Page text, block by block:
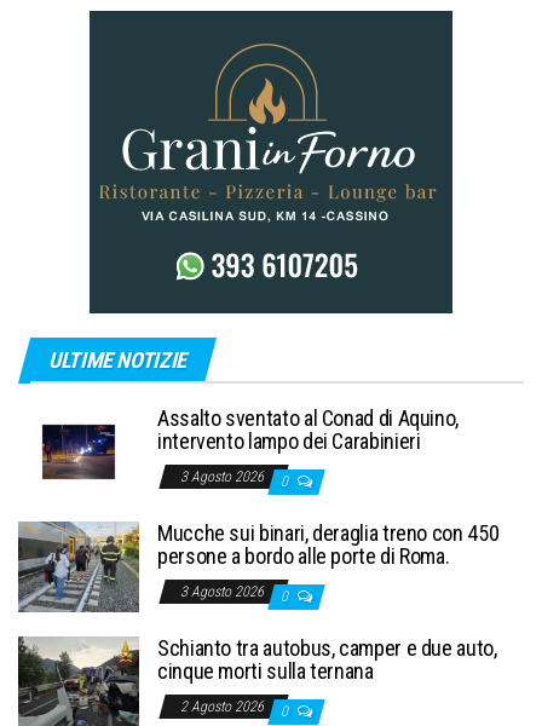
ULTIME NOTIZIE
Assalto sventato al Conad di Aquino,
intervento lampo dei Carabinieri
3 Agosto 2026 0
Mucche sui binari, deraglia treno con 450
persone a bordo alle porte di Roma.
3 Agosto 2026 0
Schianto tra autobus, camper e due auto,
cinque morti sulla ternana
2 Agosto 2026 0